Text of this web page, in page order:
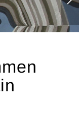
4 5 6 7 8 9